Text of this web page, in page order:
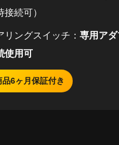
接続可）
リングスイッチ： 専用ア
使用可
6ヶ月保証付き